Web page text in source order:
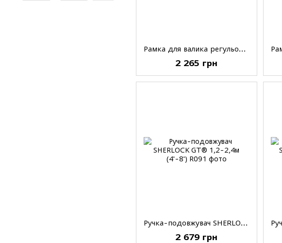
Рамка для валика регульована SHERLOCK® WIDE BOY HULK™, 18'(46см)
2 265 грн
Ручка-подовжувач SHERLOCK GT® 1,2-2,4м (4'-8')
2 679 грн